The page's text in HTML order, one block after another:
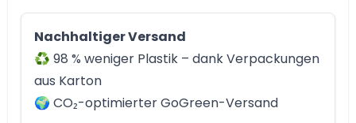
Nachhaltiger Versand
♻️ 98 % weniger Plastik – dank Verpackungen
aus Karton
🌍 CO₂-optimierter GoGreen-Versand